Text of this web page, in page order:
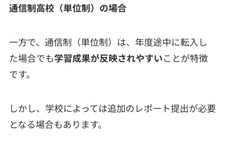
通信制高校（単位制）の場合
一方で、通信制（単位制）は、年度途中に転入し
た場合でも学習成果が反映されやすいことが特徴
です。
しかし、学校によっては追加のレポート提出が必要
となる場合もあります。